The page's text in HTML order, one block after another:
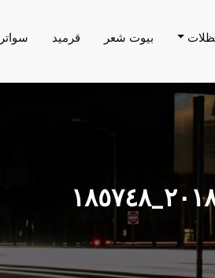
والسواتر والهناجر وغيرها
بيوت شعر قرميد سواتر